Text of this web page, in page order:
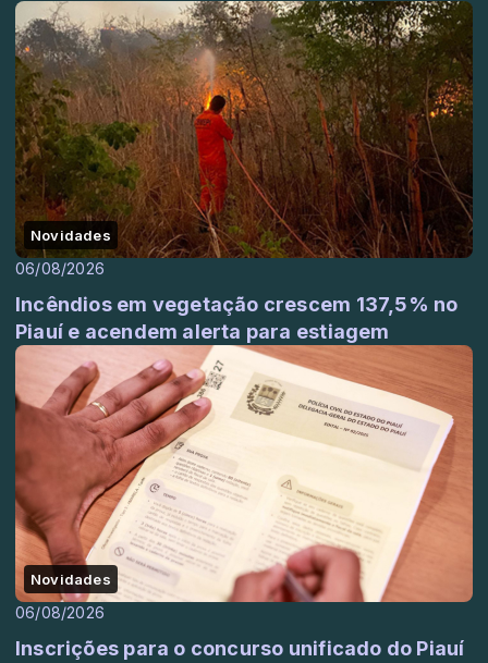
Novidades
06/08/2026
Incêndios em vegetação crescem 137,5% no
Piauí e acendem alerta para estiagem
Novidades
06/08/2026
Inscrições para o concurso unificado do Piauí